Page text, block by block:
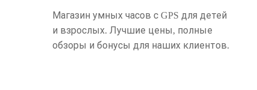
Магазин умных часов с GPS для детей
и взрослых. Лучшие цены, полные
обзоры и бонусы для наших клиентов.